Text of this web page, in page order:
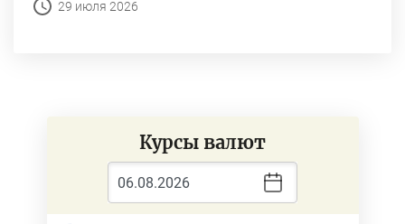
29 июля 2026
Курсы валют